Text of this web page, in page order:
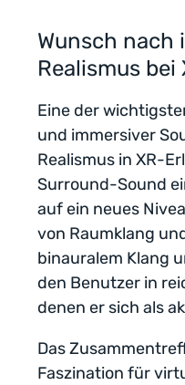
Wunsch nach
Realismus
Eine der
und immersiver
Realismus in XR-
Surround-Sound
auf ein neues
von Raumklang
binauralem Klang
den Benutzer in
denen er sich als
Das
Faszination für